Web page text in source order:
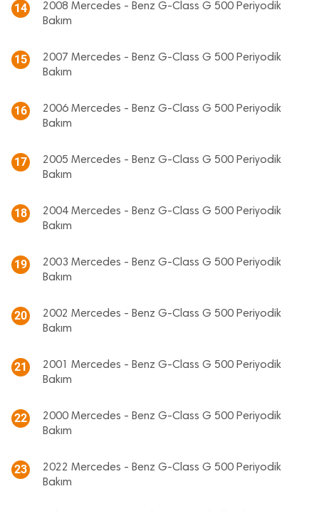
14
2008 Mercedes - Benz G-Class G 500 Periyodik
Bakım
15
2007 Mercedes - Benz G-Class G 500 Periyodik
Bakım
16
2006 Mercedes - Benz G-Class G 500 Periyodik
Bakım
17
2005 Mercedes - Benz G-Class G 500 Periyodik
Bakım
18
2004 Mercedes - Benz G-Class G 500 Periyodik
Bakım
19
2003 Mercedes - Benz G-Class G 500 Periyodik
Bakım
20
2002 Mercedes - Benz G-Class G 500 Periyodik
Bakım
21
2001 Mercedes - Benz G-Class G 500 Periyodik
Bakım
22
2000 Mercedes - Benz G-Class G 500 Periyodik
Bakım
23
2022 Mercedes - Benz G-Class G 500 Periyodik
Bakım